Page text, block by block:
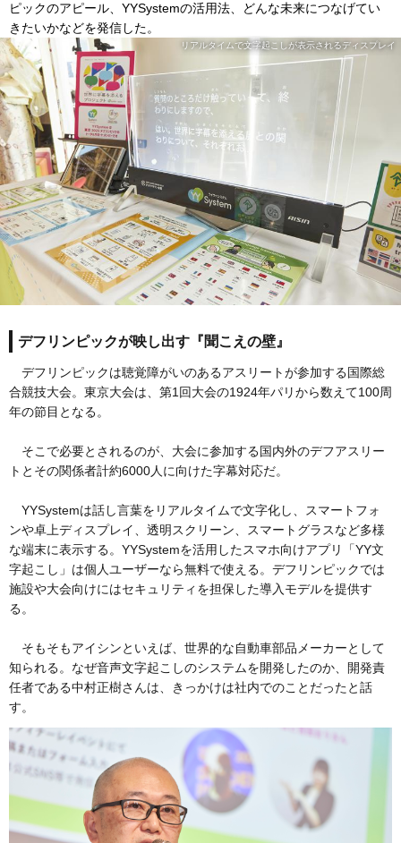
ピックのアピール、YYSystemの活用法、どんな未来につなげてい
きたいかなどを発信した。
リアルタイムで文字起こしが表示されるディスプレイ
デフリンピックが映し出す『聞こえの壁』
デフリンピックは聴覚障がいのあるアスリートが参加する国際総
合競技大会。東京大会は、第1回大会の1924年パリから数えて100周
年の節目となる。
そこで必要とされるのが、大会に参加する国内外のデフアスリー
トとその関係者計約6000人に向けた字幕対応だ。
YYSystemは話し言葉をリアルタイムで文字化し、スマートフォ
ンや卓上ディスプレイ、透明スクリーン、スマートグラスなど多様
な端末に表示する。YYSystemを活用したスマホ向けアプリ「YY文
字起こし」は個人ユーザーなら無料で使える。デフリンピックでは
施設や大会向けにはセキュリティを担保した導入モデルを提供す
る。
そもそもアイシンといえば、世界的な自動車部品メーカーとして
知られる。なぜ音声文字起こしのシステムを開発したのか、開発責
任者である中村正樹さんは、きっかけは社内でのことだったと話
す。